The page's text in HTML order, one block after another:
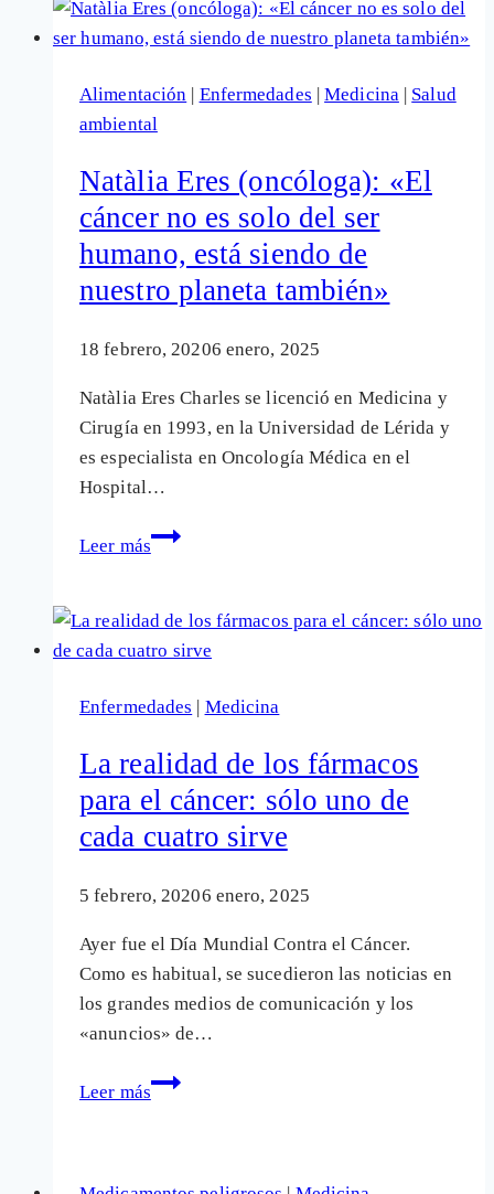
lleva
la
MOSH
y
Alimentación | Enfermedades |Medicina| Salud
ambiental
Natàlia Eres (oncóloga): «El
cáncer no es solo del ser
humano, está siendo de
nuestro planeta también»
18 febrero, 20206 enero, 2025
Natàlia Eres Charles se licenció en Medicina y
Cirugía en 1993, en la Universidad de Lérida y
es especialista en Oncología Médica en el
Hospital…
Leer más
Natàlia
«El
cáncer
es
del
ser
humano,
siendo
nuestro
planeta
también»
Enfermedades | Medicina
La realidad de los fármacos
para el cáncer: sólo uno de
cada cuatro sirve
5 febrero, 20206 enero, 2025
Ayer fue el Día Mundial Contra el Cáncer.
Como es habitual, se sucedieron las noticias en
los grandes medios de comunicación y los
«anuncios» de…
Leer más
La